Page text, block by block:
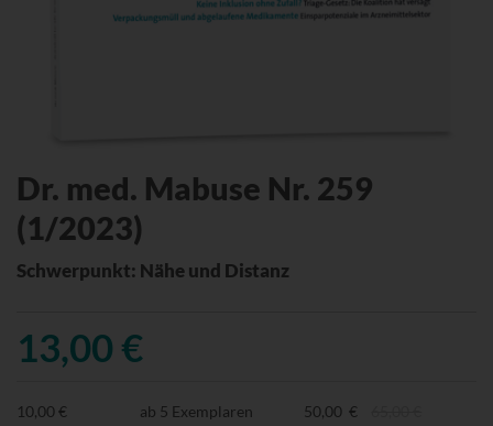
Dr. med. Mabuse Nr. 259
(1/2023)
Schwerpunkt: Nähe und Distanz
13,00 €
10,00 € ab 5 Exemplaren 50,00 €